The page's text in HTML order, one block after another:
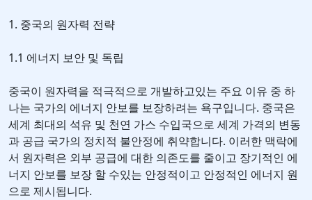
1. 중국의 원자력 전략
1.1 에너지 보안 및 독립
중국이 원자력을 적극적으로 개발하고있는 주요 이유 중 하
나는 국가의 에너지 안보를 보장하려는 욕구입니다. 중국은
세계 최대의 석유 및 천연 가스 수입국으로 세계 가격의 변동
과 공급 국가의 정치적 불안정에 취약합니다. 이러한 맥락에
서 원자력은 외부 공급에 대한 의존도를 줄이고 장기적인 에
너지 안보를 보장 할 수있는 안정적이고 안정적인 에너지 원
으로 제시됩니다.